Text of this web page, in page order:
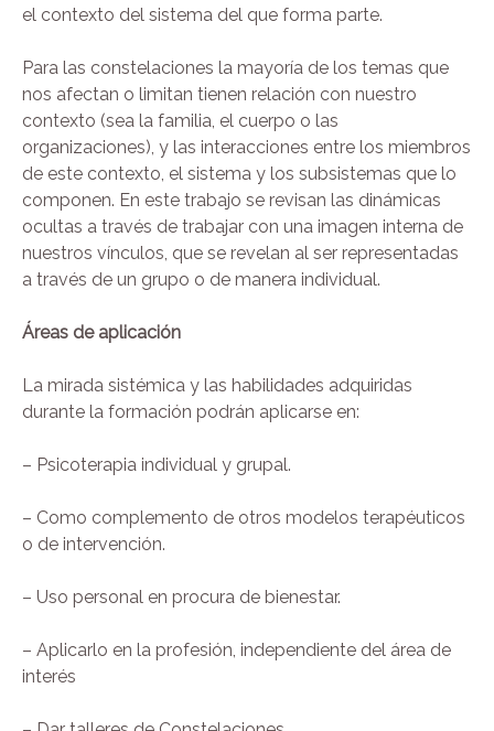
el contexto del sistema del que forma parte.
Para las constelaciones la mayoría de los temas que
nos afectan o limitan tienen relación con nuestro
contexto (sea la familia, el cuerpo o las
organizaciones), y las interacciones entre los miembros
de este contexto, el sistema y los subsistemas que lo
componen. En este trabajo se revisan las dinámicas
ocultas a través de trabajar con una imagen interna de
nuestros vínculos, que se revelan al ser representadas
a través de un grupo o de manera individual.
Áreas de aplicación
La mirada sistémica y las habilidades adquiridas
durante la formación podrán aplicarse en:
– Psicoterapia individual y grupal.
– Como complemento de otros modelos terapéuticos
o de intervención.
– Uso personal en procura de bienestar.
– Aplicarlo en la profesión, independiente del área de
interés